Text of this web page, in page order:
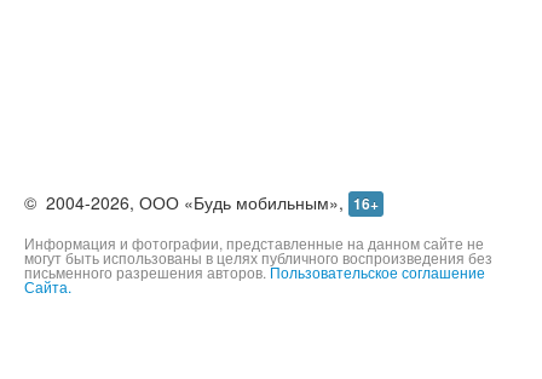
© 2004-2026, ООО «Будь мобильным», 16+
Информация и фотографии, представленные на данном сайте не
могут быть использованы в целях публичного воспроизведения без
письменного разрешения авторов. Пользовательское соглашение
Сайта.